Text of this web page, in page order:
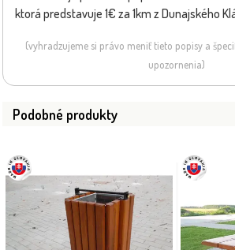
ktorá predstavuje 1€ za 1km z Dunajského
(vyhradzujeme si právo meniť tieto popisy a
upozornenia)
Podobné produkty